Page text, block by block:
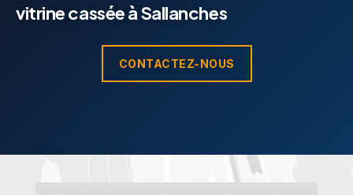
vitrine cassée à Sallanches
CONTACTEZ-NOUS